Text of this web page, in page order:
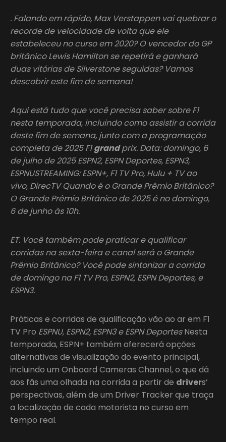
. Falando em rápido, Max Verstappen vai quebrar o
recorde de velocidade de volta que ele
estabeleceu no curso em 2020? O vencedor do GP
britânico Lewis Hamilton se repetirá e ganhará
duas vitórias de Silverstone seguidas? Vamos
descobrir este fim de semana!
Aqui está tudo que você precisa saber sobre F1
nesta temporada, incluindo como assistir a corrida
deste fim de semana, junto com a programação
completa de 2025 F1grandprix. Data: domingo, 6
de julho de 2025 ESPN2, ESPN Deportes, ESPN3,
ESPNUSTREAMING: ESPN+, F1 TV Pro, Hulu + TV ao
vivo, DirecTV Quando é o Grande Prêmio Britânico?
O Grande Prêmio Britânico de 2025 é no domingo,
6 de junho às 10h.
ET. Você também pode praticar e qualificar
corridas na sexta-feira e canal será o Grande
Prêmio Britânico? Você pode sintonizar a corrida
de domingo na F1 TV Pro, ESPN2, ESPN Deportes, e
ESPN3.
Práticas e corridas de qualificação vão ao ar em F1
TV Pro ESPNU, ESPN2, ESPN3 e ESPN DeportesNesta
temporada, ESPN+ também oferecerá opções
alternativas de visualização do evento principal,
incluindo um Onboard Cameras Channel, o que dá
aos fãs uma olhada na corrida a partir de drivers’
perspectivas, além de um Driver Tracker que traça
a localização de cada motorista no curso em
tempo real.